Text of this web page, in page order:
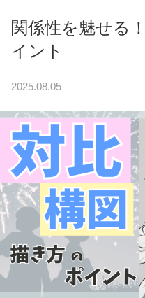
関係性を魅せる
イント
2025.08.05